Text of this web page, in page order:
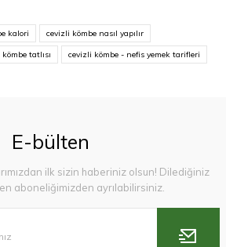
kalori cevizli kömbe nasıl yapılır
tatlısı cevizli kömbe - nefis yemek tarifleri
E-bülten
ilk sizin haberiniz olsun! Dilediğiniz
aboneliğimizden ayrılabilirsiniz.